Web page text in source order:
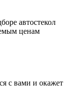
автостекол
ценам
с вами и окажет